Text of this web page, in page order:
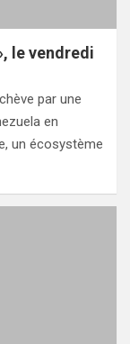
le vendredi
par une
en
un écosystème